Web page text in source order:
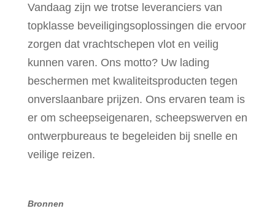
Vandaag zijn we trotse leveranciers van
topklasse beveiligingsoplossingen die ervoor
zorgen dat vrachtschepen vlot en veilig
kunnen varen. Ons motto? Uw lading
beschermen met kwaliteitsproducten tegen
onverslaanbare prijzen. Ons ervaren team is
er om scheepseigenaren, scheepswerven en
ontwerpbureaus te begeleiden bij snelle en
veilige reizen.
Bronnen